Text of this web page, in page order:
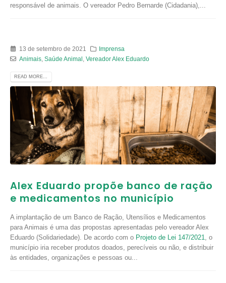
responsável de animais. O vereador Pedro Bernarde (Cidadania),...
13 de setembro de 2021
Imprensa
Animais, Saúde Animal Vereador Alex Eduardo
READ MORE...
Alex Eduardo propõe banco de ração
e medicamentos no município
A implantação de um Banco de Ração, Utensílios e Medicamentos
para Animais é uma das propostas apresentadas pelo vereador Alex
Eduardo (Solidariedade). De acordo com o Projeto de Lei 147/2021
, o
município iria receber produtos doados, perecíveis ou não, e distribuir
às entidades, organizações e pessoas ou...